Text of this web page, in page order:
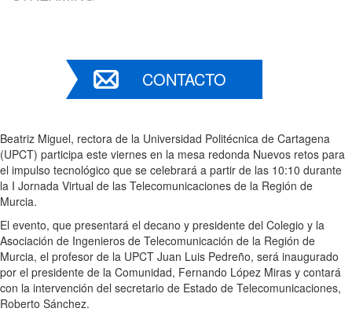
CONTACTO
Beatriz Miguel, rectora de la Universidad Politécnica de Cartagena
(UPCT) participa este viernes en la mesa redonda Nuevos retos para
el impulso tecnológico que se celebrará a partir de las 10:10 durante
la I Jornada Virtual de las Telecomunicaciones de la Región de
Murcia.
El evento, que presentará el decano y presidente del Colegio y la
Asociación de Ingenieros de Telecomunicación de la Región de
Murcia, el profesor de la UPCT Juan Luis Pedreño, será inaugurado
por el presidente de la Comunidad, Fernando López Miras y contará
con la intervención del secretario de Estado de Telecomunicaciones,
Roberto Sánchez.